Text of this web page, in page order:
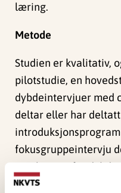
læring.
Metode
Studien er kvalitativ,
pilotstudie, en
dybdeintervjuer med
deltar eller har
fokusgruppeintervju
resultatene fra
benytte